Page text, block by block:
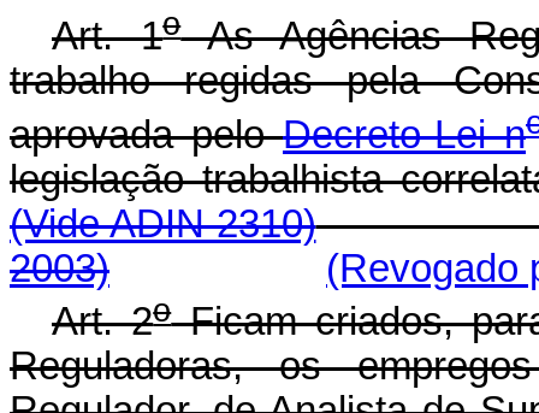
Art. 1oAs Agências
trabalho regidas pela
aprovada peloDecreto-Lei n
legislação trabalhista
(Vide ADIN 2310)
2003)
(Revogado
Art. 2oFicam criados,
Reguladoras, os